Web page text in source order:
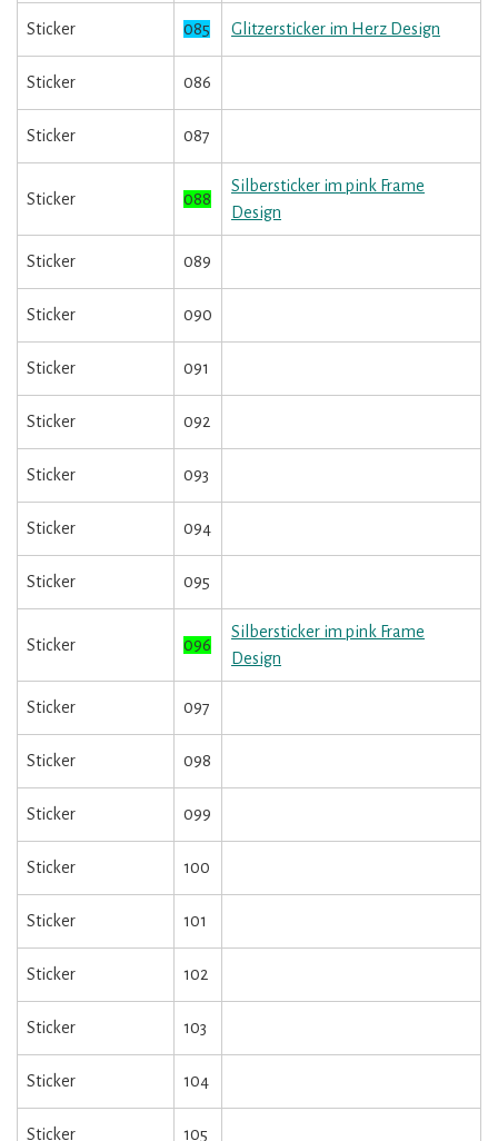
Sticker 085 Glitzersticker im Herz Design
Sticker 086
Sticker 087
Sticker 088
Silbersticker im pink Frame
Design
Sticker 089
Sticker 090
Sticker 091
Sticker 092
Sticker 093
Sticker 094
Sticker 095
Sticker 096
Silbersticker im pink Frame
Design
Sticker 097
Sticker 098
Sticker 099
Sticker 100
Sticker 101
Sticker 102
Sticker 103
Sticker 104
Sticker 105